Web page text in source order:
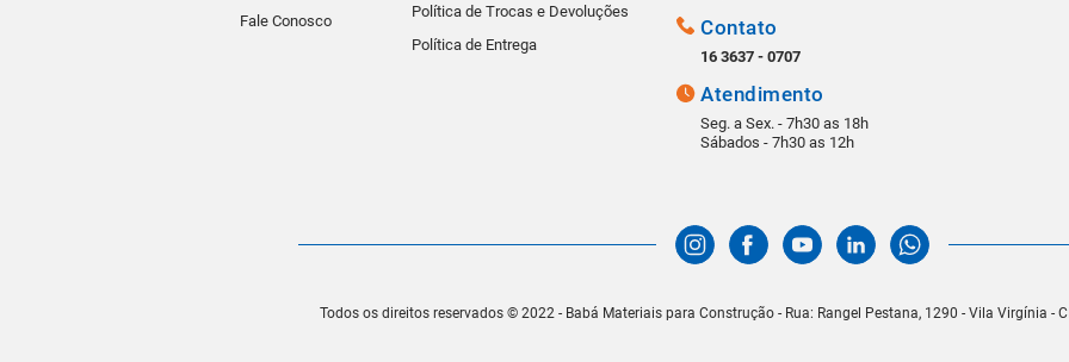
Fale Conosco
Política de Trocas e Devoluções
Política de Entrega
Contato
16 3637 - 0707
Atendimento
Seg. a Sex. - 7h30 as 18h
Sábados - 7h30 as 12h
Todos os direitos reservados © 2022 - Babá Materiais para Construção - Rua: Rangel Pestana, 1290 - Vila Virgínia -